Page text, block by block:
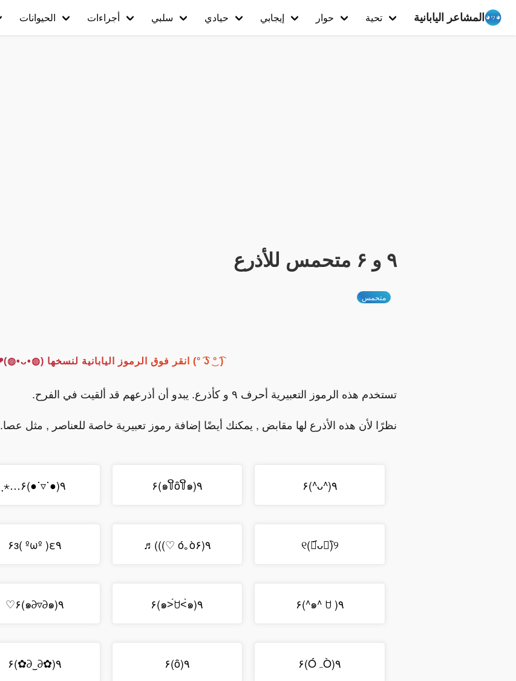
المشاعر اليابانية تحية حوار إيجابي حيادي سلبي أجراءات الحيوانات
٩ و ۶ متحمس للأذرع
متحمس
( ͡° ͜ʖ ͡°) انقر فوق الرموز اليابانية لنسخها (◍•ᴗ•◍)❤
تستخدم هذه الرموز التعبيرية أحرف ٩ و كأذرع. يبدو أن أذرعهم قد ألقيت في الفرح.
نظرًا لأن هذه الأذرع لها مقابض , يمكنك أيضًا إضافة رموز تعبيرية خاصة للعناصر , مثل عصا.
٩(^ᴗ^)۶ ٩(๑꒦ິȏ꒦ິ๑)۶ ٩(●˙▿˙●)۶…⋆ฺ
୧(﹒︠ᴗ﹒︡)୨ ٩(ó｡ò۶ ♡)))♬ ε٩( ºωº )۶з
٩( ๑^ ꇴ^)۶ ٩(๑˃́ꇴ˂̀๑)۶ ٩(๑∂▿∂๑)۶♡
۹(ÒہÓ)۶ ٩(ȏ)۶ ٩(✿∂‿∂✿)۶